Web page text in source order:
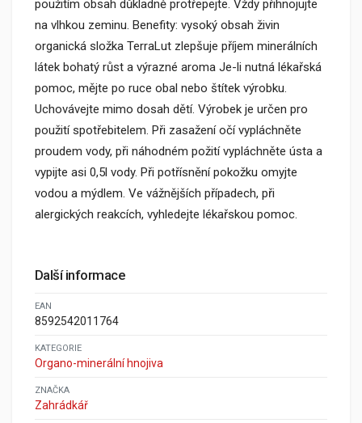
použitím obsah důkladně protřepejte. Vždy přihnojujte
na vlhkou zeminu. Benefity: vysoký obsah živin
organická složka TerraLut zlepšuje příjem minerálních
látek bohatý růst a výrazné aroma Je-li nutná lékařská
pomoc, mějte po ruce obal nebo štítek výrobku.
Uchovávejte mimo dosah dětí. Výrobek je určen pro
použití spotřebitelem. Při zasažení očí vypláchněte
proudem vody, při náhodném požití vypláchněte ústa a
vypijte asi 0,5l vody. Při potřísnění pokožku omyjte
vodou a mýdlem. Ve vážnějších případech, při
alergických reakcích, vyhledejte lékařskou pomoc.
Další informace
EAN
8592542011764
KATEGORIE
Organo-minerální hnojiva
ZNAČKA
Zahrádkář